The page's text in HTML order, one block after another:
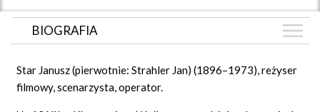
BIOGRAFIA
GRAF POWIĄZAŃ
Star Janusz (pierwotnie: Strahler Jan) (1896–1973), reżyser
filmowy, scenarzysta, operator.